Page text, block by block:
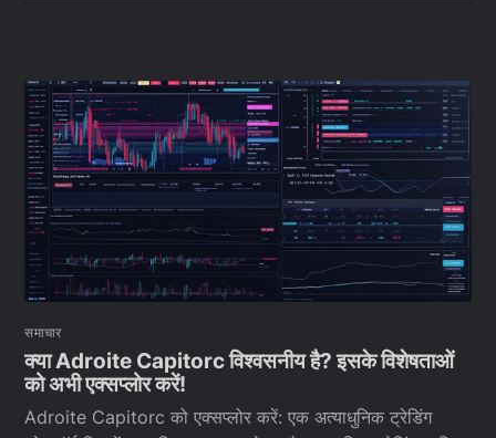
समाचार
क्या Adroite Capitorc विश्वसनीय है? इसके विशेषताओं
को अभी एक्सप्लोर करें!
Adroite Capitorc को एक्सप्लोर करें: एक अत्याधुनिक ट्रेडिंग